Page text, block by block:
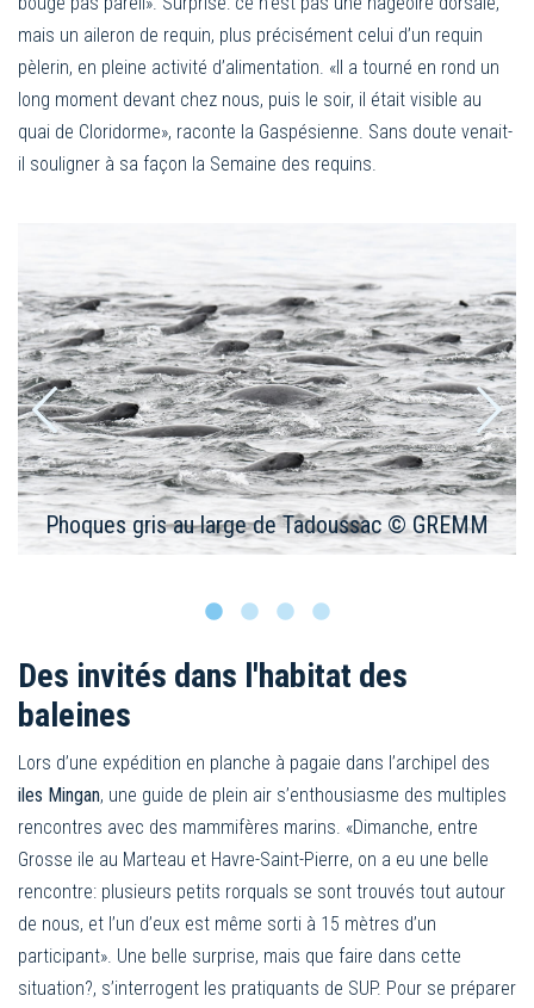
mais un aileron de requin, plus précisément celui d’un requin
pèlerin, en pleine activité d’alimentation. «Il a tourné en rond un
long moment devant chez nous, puis le soir, il était visible au
quai de Cloridorme», raconte la Gaspésienne. Sans doute venait-
il souligner à sa façon la Semaine des requins.
© GREMM
Dauphin à bec blanc © FH
Des invités dans l'habitat des
baleines
Lors d’une expédition en planche à pagaie dans l’archipel des
iles Mingan, une guide de plein air s’enthousiasme des multiples
rencontres avec des mammifères marins. «Dimanche, entre
Grosse ile au Marteau et Havre-Saint-Pierre, on a eu une belle
rencontre: plusieurs petits rorquals se sont trouvés tout autour
de nous, et l’un d’eux est même sorti à 15 mètres d’un
participant». Une belle surprise, mais que faire dans cette
situation?, s’interrogent les pratiquants de SUP. Pour se préparer